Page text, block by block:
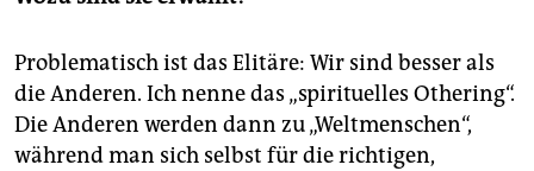
Problematisch ist das Elitäre: Wir sind besser als
die Anderen. Ich nenne das „spirituelles Othering“.
Die Anderen werden dann zu „Weltmenschen“,
während man sich selbst für die richtigen,